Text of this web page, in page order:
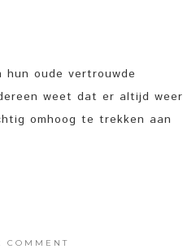
oude vertrouwde
weet dat er altijd weer
omhoog te trekken aan
COMMENT